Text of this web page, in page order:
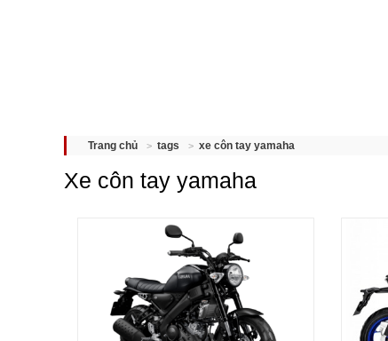
Trang chủ tags xe côn tay yamaha
Xe côn tay yamaha